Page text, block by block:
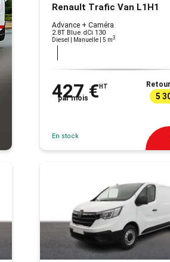
Renault Trafic Van L1H1
Advance + Caméra
2.8T Blue dCi 130
Diesel | Manuelle | 5 m3
427 € HT
par mois 5
En stock